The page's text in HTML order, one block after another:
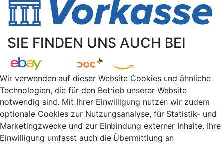
SIE FINDEN UNS AUCH BEI
Wir verwenden auf dieser Website Cookies und ähnliche
Technologien, die für den Betrieb unserer Website
notwendig sind. Mit Ihrer Einwilligung nutzen wir zudem
optionale Cookies zur Nutzungsanalyse, für Statistik- und
Marketingzwecke und zur Einbindung externer Inhalte. Ihre
Einwilligung umfasst auch die Übermittlung an